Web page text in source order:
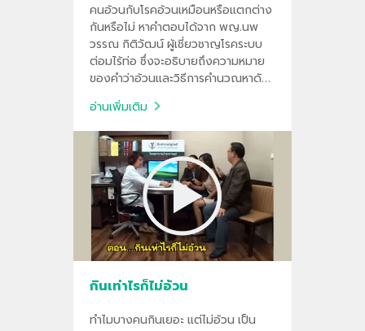
คนอ้วนกับโรคอ้วนเหมือนหรือแตกต่าง
กันหรือไม่ หาคำตอบได้จาก พญ.นพ
วรรณ กิติวัฒน์ ผู้เชี่ยวชาญโรคระบบ
ต่อมไร้ท่อ ซึ่งจะอธิบายถึงความหมาย
ของคำว่าอ้วนและวิธีการคำนวณหาดัชนี
การลดความอ้วน เพื่อป้องกันการเกิด
โรคต่างๆ ที่อาจตามมาจากโรคอ้วนและ
เป็นอันตรายถึงแก่ชีวิตได้
อ่านเพิ่มเติม
กินเท่าไรก็ไม่อ้วน
ทำไมบางคนกินเยอะ แต่ไม่อ้วน เป็น